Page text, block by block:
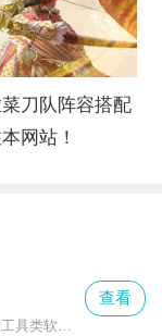
刀队阵容搭配
网站！
“火箭沙盒”是一款专门做应用多开的工具类软件，不管是微信、qq这类社交软件，还是抖音、淘宝这类娱乐购物app，都能轻松实现双开甚至多开。对于需要工作生活账号分开的人来说，它就是刚需工具。
查看